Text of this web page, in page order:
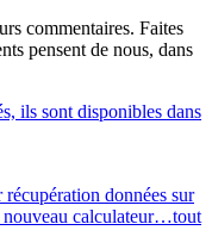
commentaires. Faites
pensent de nous, dans
ils sont disponibles dans
données sur
nouveau calculateur…tout